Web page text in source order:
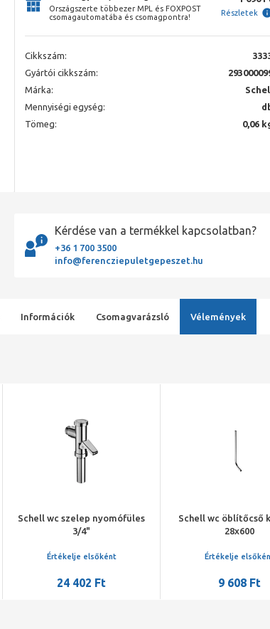
Országszerte többezer MPL és FOXPOST
csomagautomatába és csomagpontra!
Részletek
Cikkszám:
Gyártói cikkszám:
Márka:
Mennyiségi egység:
Tömeg:
0,06
Kérdése van a termékkel kapcsolatban?
+36 1 700 3500
info@ferencziepuletgepeszet.hu
Információk Csomagvarázsló Vélemények
Schell wc szelep nyomófüles
3/4"
Értékelje elsőként
24 402 Ft
Schell wc öblítőcső
28x600
Értékelje
9 608 Ft